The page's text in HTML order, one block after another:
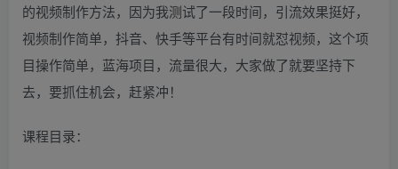
的视频制作方法，因为我测试了一段时间，引流效果挺好，
视频制作简单，抖音、快手等平台有时间就怼视频，这个项
目操作简单，蓝海项目，流量很大，大家做了就要坚持下
去，要抓住机会，赶紧冲！
课程目录：